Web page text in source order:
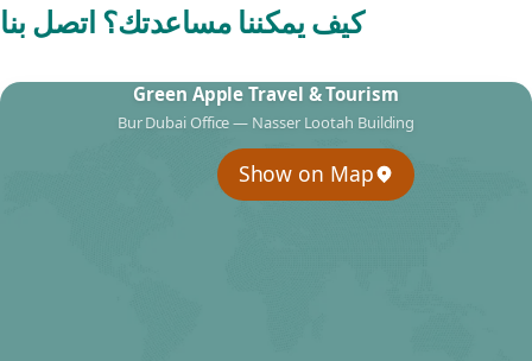
كيف يمكننا مساعدتك؟ اتصل بنا
Green Apple Travel & Tourism
Bur Dubai Office — Nasser Lootah Building
Show on Map